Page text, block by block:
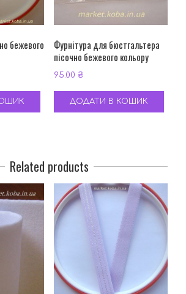
бежевого
Фурнітура для бюстгальтера
пісочно бежевого кольору
95.00 ₴
ДОДАТИ В КОШИК
Related products